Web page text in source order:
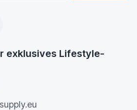
exklusives Lifestyle-